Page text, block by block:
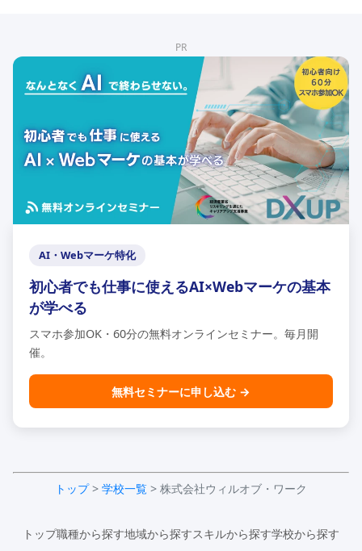
PR
AI・Webマーケ特化
初心者でも仕事に使えるAI×Webマーケの基本
が学べる
スマホ参加OK・60分の無料オンラインセミナー。毎月開
催。
無料セミナーに申し込む →
トップ> 学校一覧 > 株式会社ウィルオブ・ワーク
トップ職種から探す地域から探すスキルから探す学校から探す